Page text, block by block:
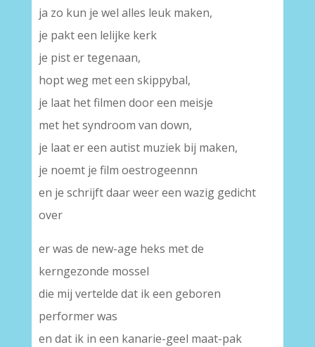
ja zo kun je wel alles leuk maken,
je pakt een lelijke kerk
je pist er tegenaan,
hopt weg met een skippybal,
je laat het filmen door een meisje
met het syndroom van down,
je laat er een autist muziek bij maken,
je noemt je film oestrogeennn
en je schrijft daar weer een wazig gedicht
over
er was de new-age heks met de
kerngezonde mossel
die mij vertelde dat ik een geboren
performer was
en dat ik in een kanarie-geel maat-pak